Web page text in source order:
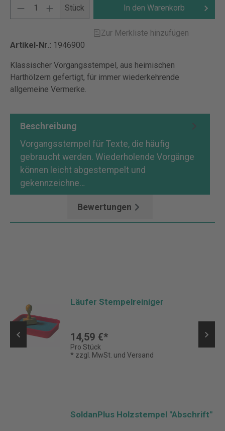
Stück In den Warenkorb
Zur Merkliste hinzufügen
Artikel-Nr.: 1946900
Klassischer Vorgangsstempel, aus heimischen
Harthölzern gefertigt, für immer wiederkehrende
allgemeine Vermerke.
Beschreibung
Vorgangsstempel für Texte, die häufig
gebraucht werden. Wiederholende Vorgänge
können leicht abgestempelt und
gekennzeichne…
Bewertungen
Läufer Stempelreiniger
14,59 €*
Pro Stück
* zzgl. MwSt. und Versand
SoldanPlus Holzstempel "Abschrift"